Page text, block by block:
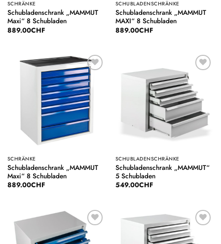
SCHRÄNKE
Schubladenschrank „MAMMUT
Maxi“ 8 Schubladen
889.00CHF
SCHUBLADENSCHRÄNKE
Schubladenschrank „MAMMUT
MAXI“ 8 Schubladen
889.00CHF
Auf die
Wunschliste
SCHRÄNKE
Schubladenschrank „MAMMUT
Maxi“ 8 Schubladen
889.00CHF
Auf die
Wunschliste
SCHUBLADENSCHRÄNKE
Schubladenschrank „MAMMUT“
5 Schubladen
549.00CHF
Auf die
Wunschliste
Auf die
Wunschliste